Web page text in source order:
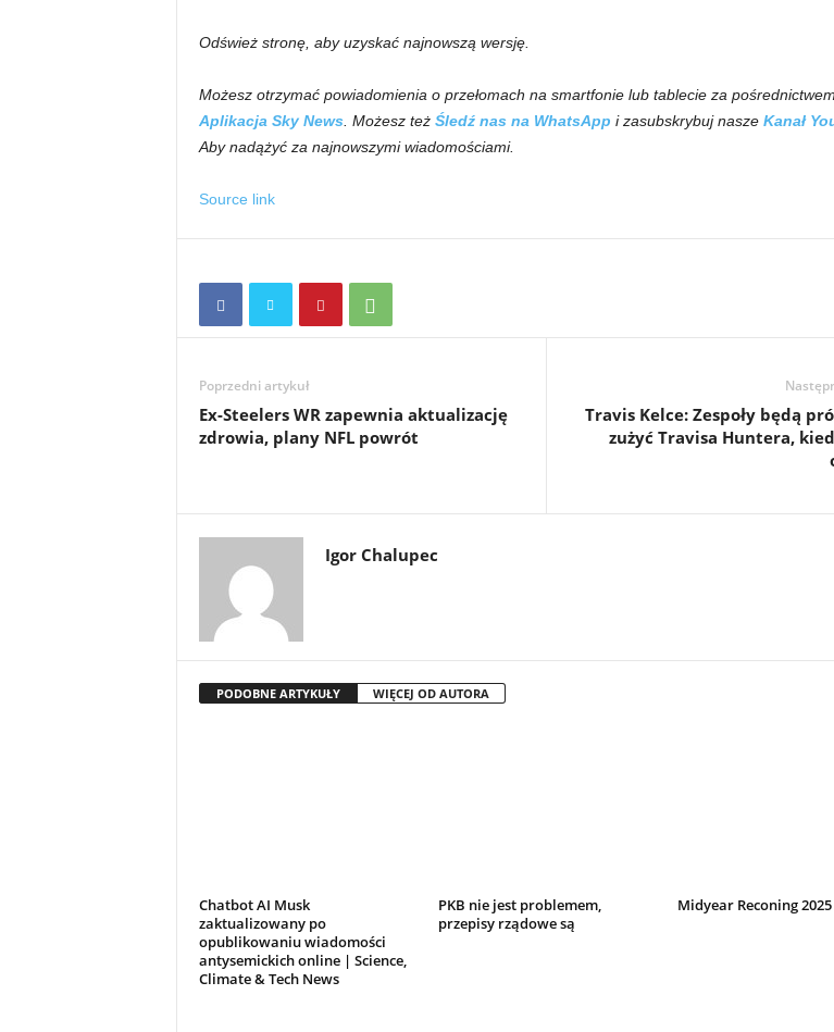
Odśwież stronę, aby uzyskać najnowszą wersję.
Możesz otrzymać powiadomienia o przełomach na smartfonie lub tablecie za pośrednictwem
Aplikacja Sky News. Możesz też Śledź nas na WhatsApp i zasubskrybuj nasze Kanał
Aby nadążyć za najnowszymi wiadomościami.
Source link
Poprzedni artykuł
Ex-Steelers WR zapewnia aktualizację
zdrowia, plany NFL powrót
Travis Kelce: Zespoły będą
zużyć Travisa Huntera,
Igor Chalupec
PODOBNE ARTYKUŁY WIĘCEJ OD AUTORA
Chatbot AI Musk
zaktualizowany po
opublikowaniu wiadomości
antysemickich online | Science,
Climate & Tech News
PKB nie jest problemem,
przepisy rządowe są
Midyear Reconing 2025